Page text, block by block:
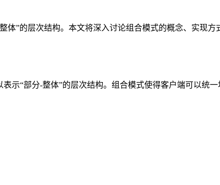
”的层次结构。本文将深入讨论组合模式的概念、实现方
示“部分-整体”的层次结构。组合模式使得客户端可以统一